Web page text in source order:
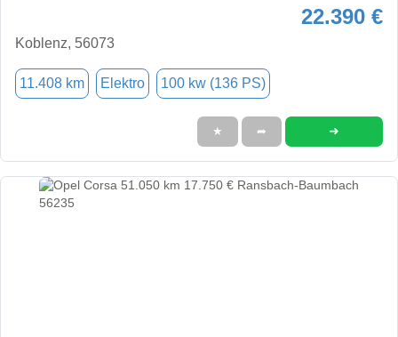
22.390 €
Koblenz, 56073
11.408 km Elektro 100 kw (136 PS)
★ ➦ ➜